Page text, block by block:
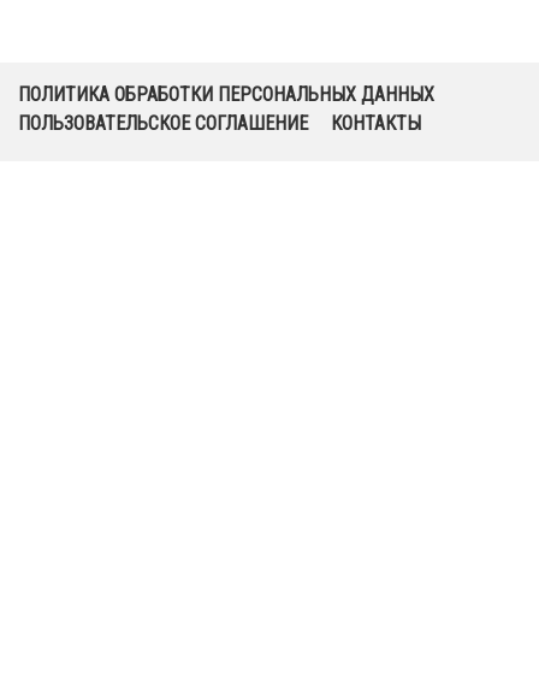
ПОЛИТИКА ОБРАБОТКИ ПЕРСОНАЛЬНЫХ ДАННЫХ
ПОЛЬЗОВАТЕЛЬСКОЕ СОГЛАШЕНИЕ
КОНТАКТЫ